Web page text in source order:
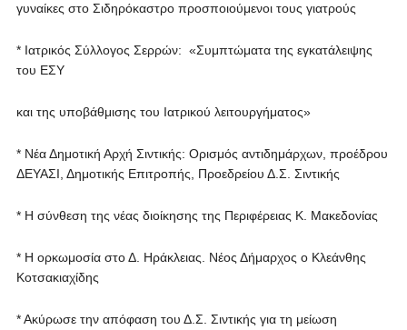
γυναίκες στο Σιδηρόκαστρο προσποιούμενοι τους γιατρούς
* Ιατρικός Σύλλογος Σερρών: «Συμπτώματα της εγκατάλειψης
του ΕΣΥ
και της υποβάθμισης του Ιατρικού λειτουργήματος»
* Νέα Δημοτική Αρχή Σιντικής: Ορισμός αντιδημάρχων, προέδρου
ΔΕΥΑΣΙ, Δημοτικής Επιτροπής, Προεδρείου Δ.Σ. Σιντικής
* Η σύνθεση της νέας διοίκησης της Περιφέρειας Κ. Μακεδονίας
* Η ορκωμοσία στο Δ. Ηράκλειας. Νέος Δήμαρχος ο Κλεάνθης
Κοτσακιαχίδης
* Ακύρωσε την απόφαση του Δ.Σ. Σιντικής για τη μείωση